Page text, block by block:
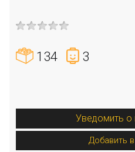
134 3
Уведомить о
Добавить